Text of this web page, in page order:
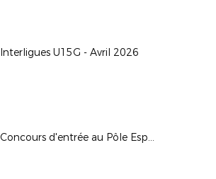
Interligues U15G - Avril 2026
Concours d'entrée au Pôle Espoirs - 2026